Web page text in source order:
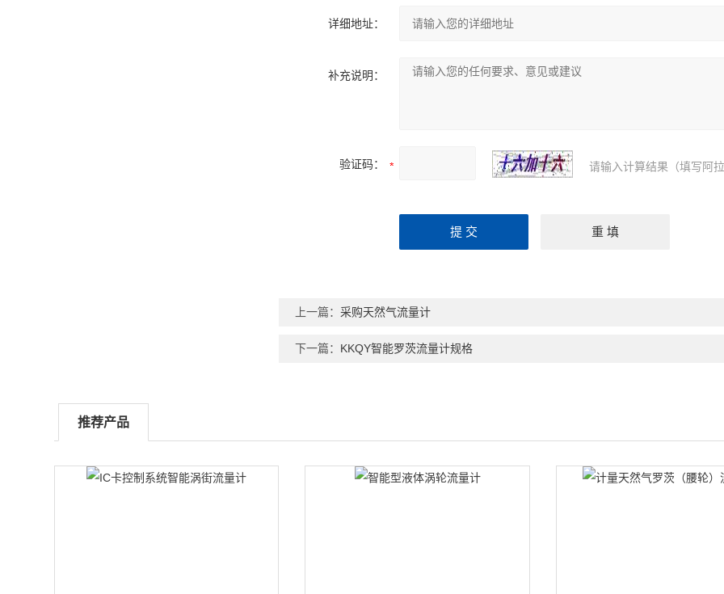
详细地址：
补充说明：
验证码： 请输入计算结果（填写阿
上一篇：采购天然气流量计
下一篇： KKQY智能罗茨流量计规格
推荐产品